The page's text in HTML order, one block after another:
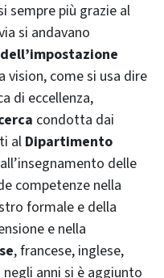
sempre più grazie al
si andavano
vision, come si usa dire
di eccellenza,
condotta dai
al Dipartimento
delle
competenze nella
formale e della
e nella
, francese, inglese,
anni si è aggiunto